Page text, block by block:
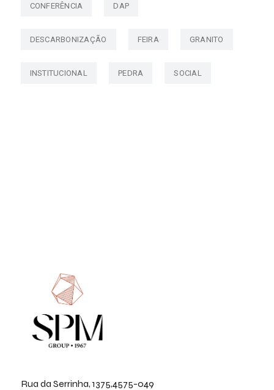
CONFERÊNCIA DAP
DESCARBONIZAÇÃO FEIRA GRANITO
INSTITUCIONAL PEDRA SOCIAL
Rua da Serrinha, 1375,4575-049